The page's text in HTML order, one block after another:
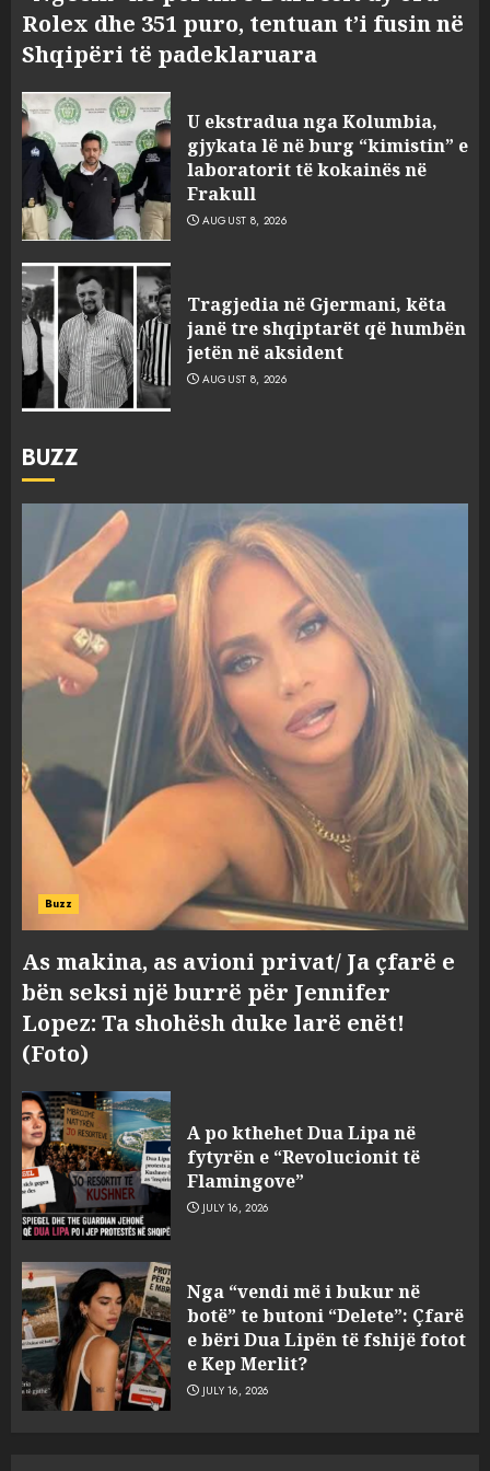
Rolex dhe 351 puro, tentuan t’i fusin në
Shqipëri të padeklaruara
U ekstradua nga Kolumbia,
gjykata lë në burg “kimistin” e
laboratorit të kokainës në
Frakull
AUGUST 8, 2026
Tragjedia në Gjermani, këta
janë tre shqiptarët që humbën
jetën në aksident
AUGUST 8, 2026
BUZZ
Buzz
As makina, as avioni privat/ Ja çfarë e
bën seksi një burrë për Jennifer
Lopez: Ta shohësh duke larë enët!
(Foto)
A po kthehet Dua Lipa në
fytyrën e “Revolucionit të
Flamingove”
JULY 16, 2026
Nga “vendi më i bukur në
botë” te butoni “Delete”: Çfarë
e bëri Dua Lipën të fshijë fotot
e Kep Merlit?
JULY 16, 2026
3
Tragjedia në Gjermani, këta
janë tre shqiptarët që humbën
jetën në aksident